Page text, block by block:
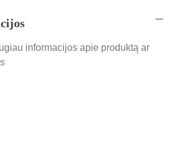
informacijos apie produktą ar